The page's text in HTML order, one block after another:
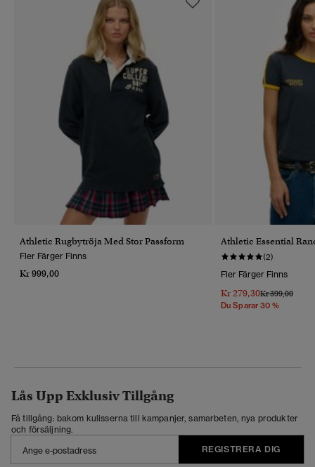
Athletic Rugbytröja Med Stor Passform
Fler Färger Finns
Kr 999,00
Athletic Essential
(2)
Fler Färger Finns
Kr 279,30Pris Reducerat
Kr 399,00Till
Du Sparar 30 %
Lås Upp Exklusiv Tillgång
Få tillgång: bakom kulisserna till kampanjer, samarbeten, nya produkter
och försäljning.
REGISTRERA DIG